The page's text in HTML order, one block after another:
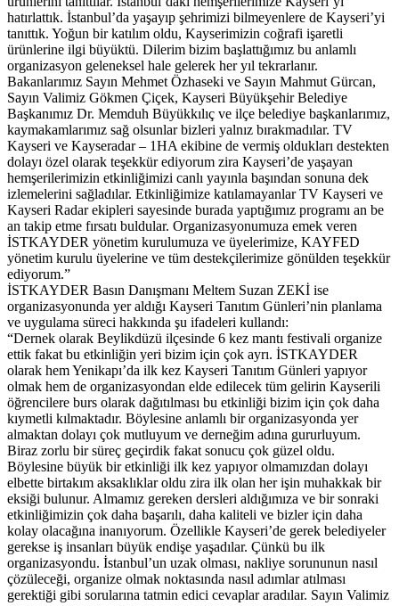
hatırlattık. İstanbul’da yaşayıp şehrimizi bilmeyenlere de Kayseri’yi
tanıttık. Yoğun bir katılım oldu, Kayserimizin coğrafi işaretli
ürünlerine ilgi büyüktü. Dilerim bizim başlattığımız bu anlamlı
organizasyon geleneksel hale gelerek her yıl tekrarlanır.
Bakanlarımız Sayın Mehmet Özhaseki ve Sayın Mahmut Gürcan,
Sayın Valimiz Gökmen Çiçek, Kayseri Büyükşehir Belediye
Başkanımız Dr. Memduh Büyükkılıç ve ilçe belediye başkanlarımız,
kaymakamlarımız sağ olsunlar bizleri yalnız bırakmadılar. TV
Kayseri ve Kayseradar – 1HA ekibine de vermiş oldukları destekten
dolayı özel olarak teşekkür ediyorum zira Kayseri’de yaşayan
hemşerilerimizin etkinliğimizi canlı yayınla başından sonuna dek
izlemelerini sağladılar. Etkinliğimize katılamayanlar TV Kayseri ve
Kayseri Radar ekipleri sayesinde burada yaptığımız programı an be
an takip etme fırsatı buldular. Organizasyonumuza emek veren
İSTKAYDER yönetim kurulumuza ve üyelerimize, KAYFED
yönetim kurulu üyelerine ve tüm destekçilerimize gönülden teşekkür
ediyorum.”
İSTKAYDER Basın Danışmanı Meltem Suzan ZEKİ ise
organizasyonunda yer aldığı Kayseri Tanıtım Günleri’nin planlama
ve uygulama süreci hakkında şu ifadeleri kullandı:
“Dernek olarak Beylikdüzü ilçesinde 6 kez mantı festivali organize
ettik fakat bu etkinliğin yeri bizim için çok ayrı. İSTKAYDER
olarak hem Yenikapı’da ilk kez Kayseri Tanıtım Günleri yapıyor
olmak hem de organizasyondan elde edilecek tüm gelirin Kayserili
öğrencilere burs olarak dağıtılması bu etkinliği bizim için çok daha
kıymetli kılmaktadır. Böylesine anlamlı bir organizasyonda yer
almaktan dolayı çok mutluyum ve derneğim adına gururluyum.
Biraz zorlu bir süreç geçirdik fakat sonucu çok güzel oldu.
Böylesine büyük bir etkinliği ilk kez yapıyor olmamızdan dolayı
elbette birtakım aksaklıklar oldu zira ilk olan her işin muhakkak bir
eksiği bulunur. Almamız gereken dersleri aldığımıza ve bir sonraki
etkinliğimizin çok daha başarılı, daha kaliteli ve bizler için daha
kolay olacağına inanıyorum. Özellikle Kayseri’de gerek belediyeler
gerekse iş insanları büyük endişe yaşadılar. Çünkü bu ilk
organizasyondu. İstanbul’un uzak olması, nakliye sorununun nasıl
çözüleceği, organize olmak noktasında nasıl adımlar atılması
gerektiği gibi sorularına tatmin edici cevaplar aradılar. Sayın Valimiz